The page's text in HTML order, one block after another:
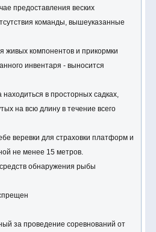
предоставления веских
команды, вышеуказанные
живых компонентов и прикормки
инвентаря - выносится
в просторных садках,
на всю длину в течение всего
веревки для страховки платформ и
не менее 15 метров.
обнаружения рыбы
за проведение соревнований от